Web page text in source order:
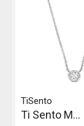
TiSento
Ti Sento Milano Halsband - Silver